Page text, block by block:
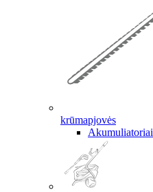
krūmapjovės
Akumuliatoriai